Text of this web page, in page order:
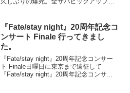
ですが今回初めて天井が見えました。今
回の成果は260+2...
『Fate/stay night』20周年記念コ
ンサート Finale 行ってきまし
た。
『Fate/stay night』20周年記念コンサー
ト Finale日曜日に東京まで遠征して
『Fate/stay night』20周年記念コンサー